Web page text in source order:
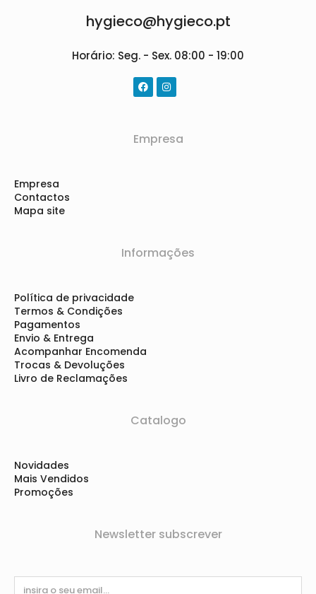
hygieco@hygieco.pt
Horário: Seg. - Sex. 08:00 - 19:00
Empresa
Empresa
Contactos
Mapa site
Informações
Política de privacidade
Termos & Condições
Pagamentos
Envio & Entrega
Acompanhar Encomenda
Trocas & Devoluções
Livro de Reclamações
Catalogo
Novidades
Mais Vendidos
Promoções
Newsletter subscrever